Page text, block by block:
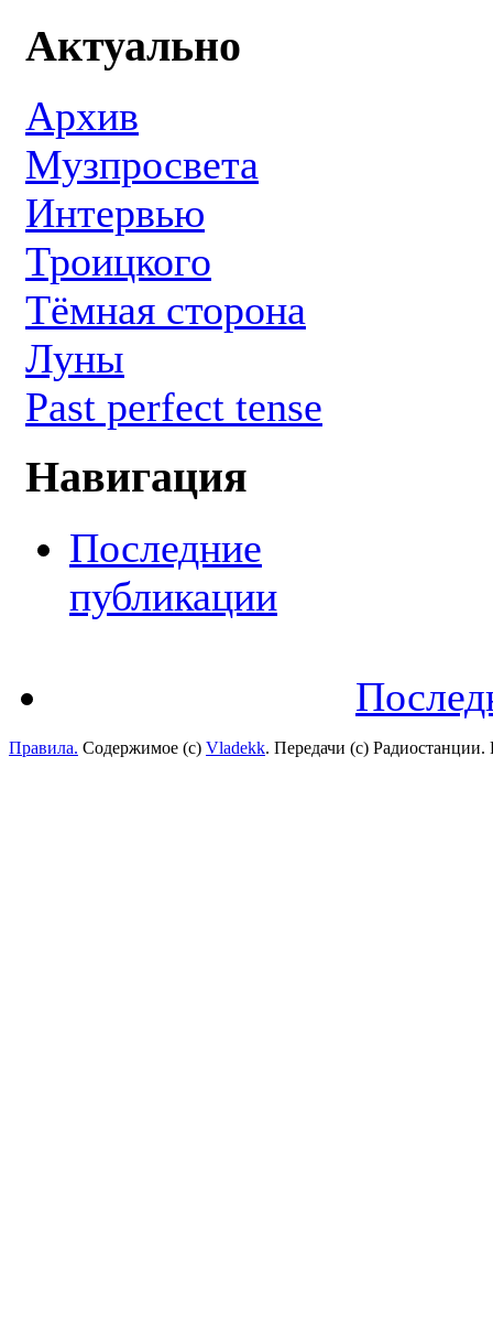
Актуально
Архив
Музпросвета
Интервью
Троицкого
Тёмная сторона
Луны
Past perfect tense
Навигация
Последние
публикации
Правила. Содержимое (с) Vladekk. Передачи (с)